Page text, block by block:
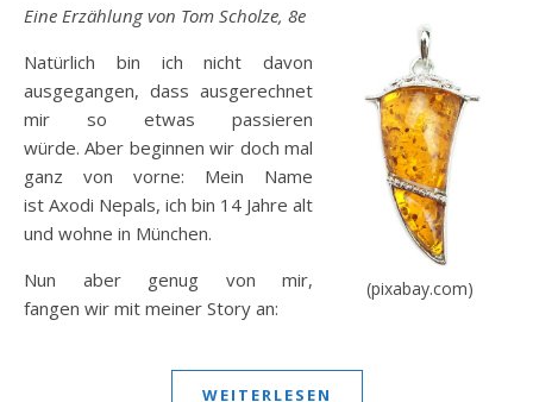
(pixabay.com)
Eine Erzählung von Tom Scholze, 8e
Natürlich bin ich nicht davon
ausgegangen, dass ausgerechnet
mir so etwas passieren
würde. Aber beginnen wir doch mal
ganz von vorne: Mein Name
ist Axodi Nepals, ich bin 14 Jahre alt
und wohne in München.
Nun aber genug von mir,
fangen wir mit meiner Story an:
WEITERLESEN